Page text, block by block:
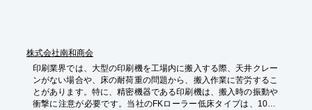
株式会社南和商会
印刷業界では、大型の印刷機を工場内に搬入する際、天井クレー
ンがない場合や、床の耐荷重の問題から、搬入作業に苦労するこ
とがあります。特に、精密機器である印刷機は、搬入時の振動や
衝撃に注意が必要です。当社のFKローラー低床タイプは、100V